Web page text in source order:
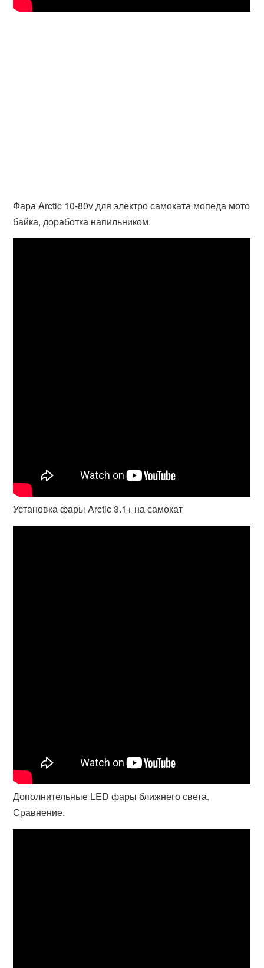
Фара Arctic 10-80v для электро самоката мопеда мото
байка, доработка напильником.
Установка фары Arctic 3.1+ на самокат
Дополнительные LED фары ближнего света.
Сравнение.